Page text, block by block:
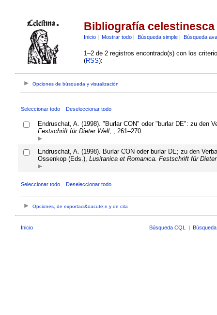
Bibliografía celestinesca
Inicio| Mostrar todo| Búsqueda simple| Búsqueda
1–2 de 2 registros encontrado(s) con los
(RSS):
Opciones de búsqueda y visualización
Seleccionar todo Deseleccionar todo
Endruschat, A. (1998). "Burlar CON" oder "burlar DE": zu den
Festschrift für Dieter Well, , 261–270.
Endruschat, A. (1998). Burlar CON oder burlar DE; zu den
Ossenkop (Eds.), Lusitanica et Romanica. Festschrift für
Seleccionar todo Deseleccionar todo
Opciones, de exportaci&oacute;n y de cita
Inicio Búsqueda CQL |